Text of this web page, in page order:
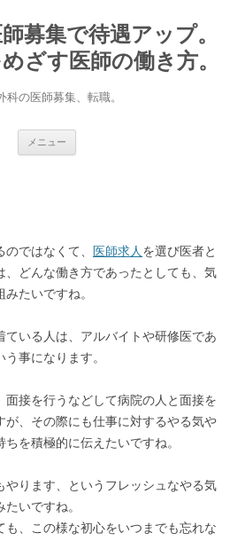
募集で待遇アップ。
ざす医師の働き方。
科の医師募集、転職。
メニュー
プ
ではなくて、 医師求人 を選び医者と
、どんな働き方であったとしても、気
たいですね。
ている人は、アルバイトや研修医であ
事になります。
面接を行うなどして病院の人と面接を
が、その際にも仕事に対するやる気や
を積極的に伝えたいですね。
やります、というフレッシュなやる気
いですね。
も、この様な初心をいつまでも忘れな